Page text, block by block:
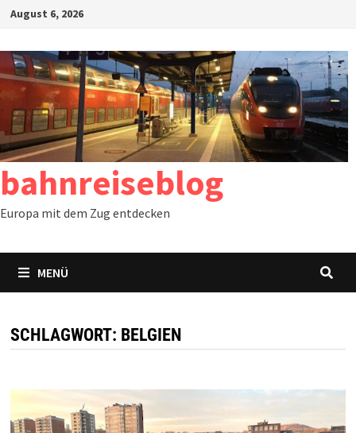
Zum
springen
August 6, 2026
bahnreiseblog
Europa mit dem Zug entdecken
MENÜ
SCHLAGWORT: BELGIEN